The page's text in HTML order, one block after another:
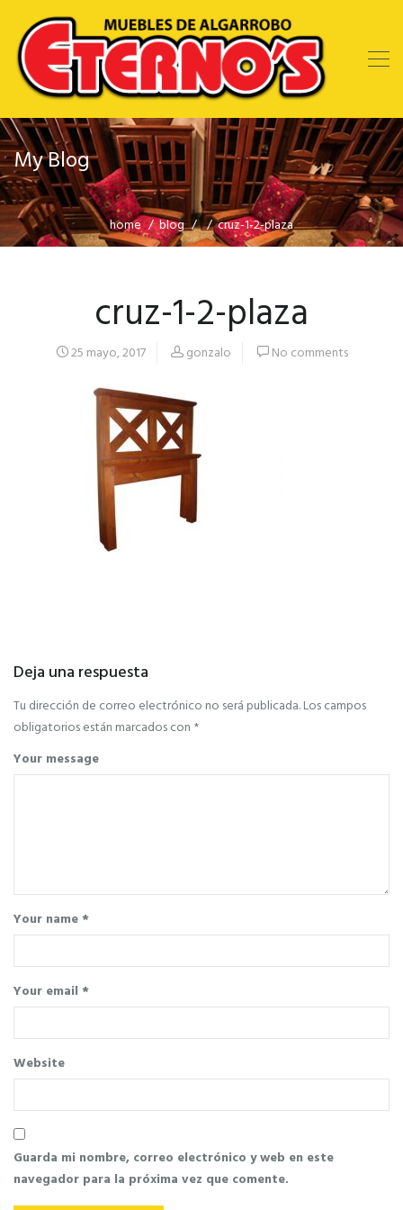
My Blog
home blog cruz-1-2-plaza
cruz-1-2-plaza
25 mayo, 2017 gonzalo No comments
Deja una respuesta
Tu dirección de correo electrónico no será publicada.Los campos
obligatorios están marcados con *
Your message
Your name *
Your email *
Website
Guarda mi nombre, correo electrónico y web en este
navegador para la próxima vez que comente.